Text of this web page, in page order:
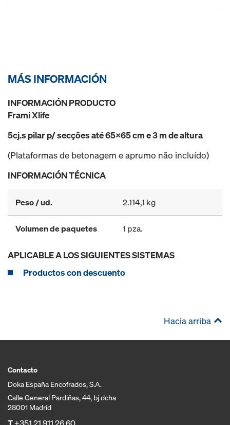
MÁS INFORMACIÓN
INFORMACIÓN PRODUCTO
Frami Xlife
5cj.s pilar p/ secções até 65x65 cm e 3 m de altura
(Plataformas de betonagem e aprumo não incluído)
INFORMACIÓN TÉCNICA
Peso / ud. 2.114,1 kg
Volumen de paquetes 1 pza.
APLICABLE A LOS SIGUIENTES SISTEMAS
Productos con descuento
Hacia arriba
Contacto
Doka España Encofrados, S.A.
Calle General Pardiñas, 44, bj dcha
28001 Madrid